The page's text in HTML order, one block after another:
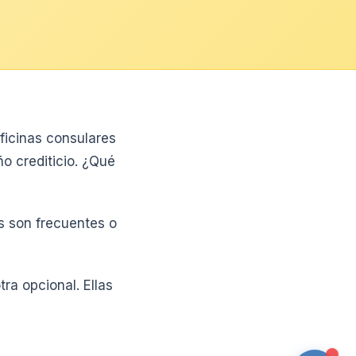
consulares
crediticio. ¿Qué
son frecuentes o
opcional. Ellas